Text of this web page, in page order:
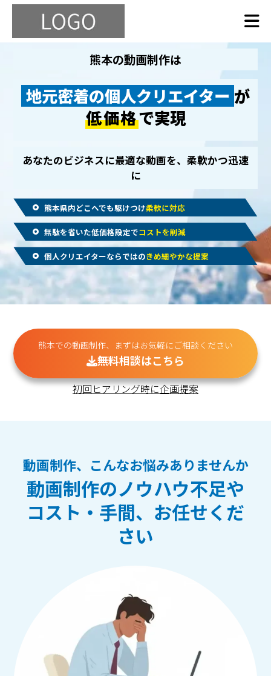
熊本の動画制作は
地元密着の個人クリエイター が
低価格で実現
あなたのビジネスに最適な動画を、柔軟かつ迅速
に
熊本県内どこへでも駆けつけ柔軟に対応
無駄を省いた低価格設定でコストを削減
個人クリエイターならではのきめ細やかな提案
熊本での動画制作、まずはお気軽にご相談ください
無料相談はこちら
初回ヒアリング時に企画提案
動画制作、こんなお悩みありませんか
動画制作のノウハウ不足や
コスト・手間、お任せくだ
さい